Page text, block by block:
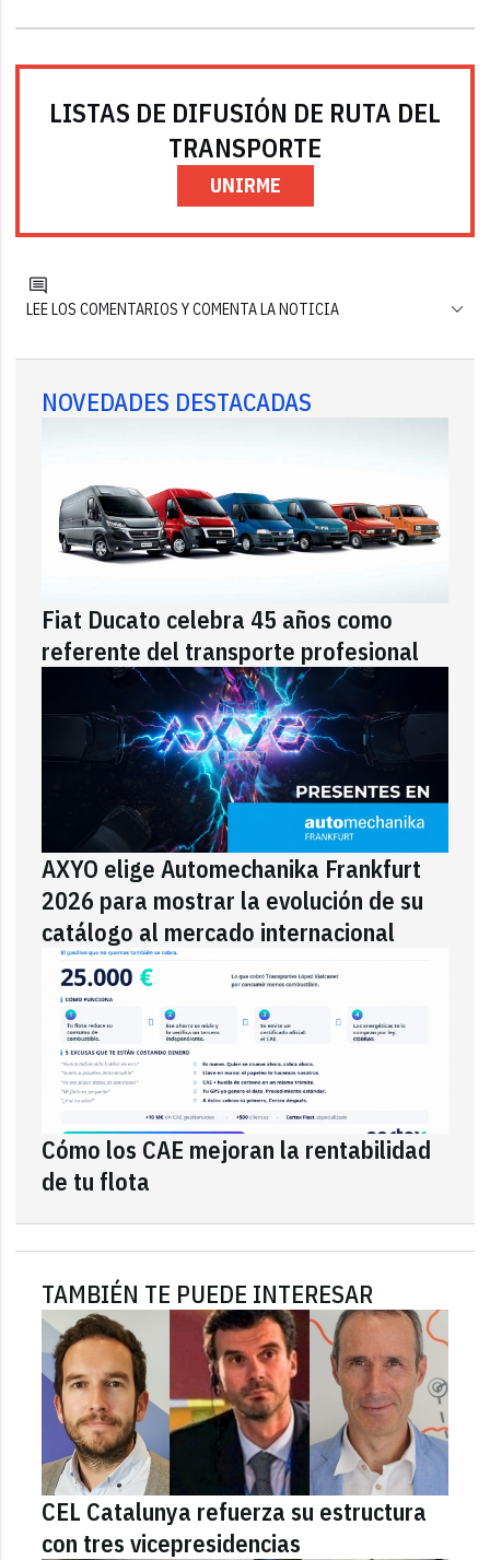
LISTAS DE DIFUSIÓN DE RUTA DEL
TRANSPORTE
UNIRME
LEE LOS COMENTARIOS Y COMENTA LA NOTICIA
NOVEDADES DESTACADAS
Fiat Ducato celebra 45 años como
referente del transporte profesional
AXYO elige Automechanika Frankfurt
2026 para mostrar la evolución de su
catálogo al mercado internacional
Cómo los CAE mejoran la rentabilidad
de tu flota
TAMBIÉN TE PUEDE INTERESAR
CEL Catalunya refuerza su estructura
con tres vicepresidencias